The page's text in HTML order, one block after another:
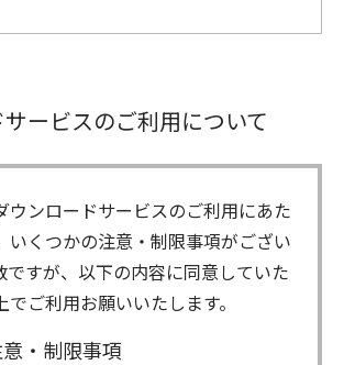
ービスのご利用について
ウンロードサービスのご利用にあた
いくつかの注意・制限事項がござい
ですが、以下の内容に同意していた
ご利用お願いいたします。
・制限事項